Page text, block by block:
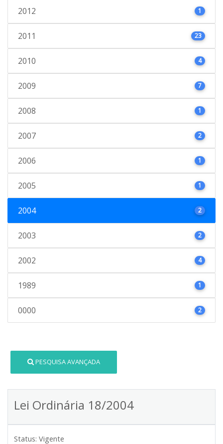
2012 1
2011 23
2010 4
2009 7
2008 1
2007 2
2006 1
2005 1
2004 2
2003 2
2002 4
1989 1
0000 2
PESQUISA AVANÇADA
Lei Ordinária 18/2004
Status: Vigente